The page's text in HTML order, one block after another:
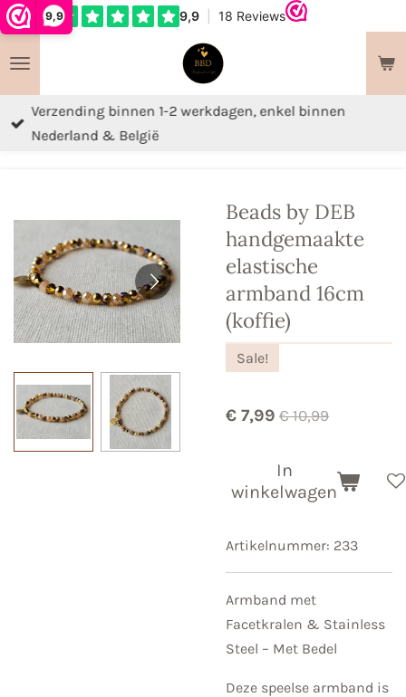
9,9
Ga
naar
de
hoofdinhoud
Verzending binnen 1-2 werkdagen, enkel binnen
Nederland & België
Beads by DEB
handgemaakte
elastische
armband 16cm
(koffie)
Sale!
€ 7,99 € 10,99
In
winkelwagen
Artikelnummer: 233
Armband met
Facetkralen & Stainless
Steel – Met Bedel
Deze speelse armband is